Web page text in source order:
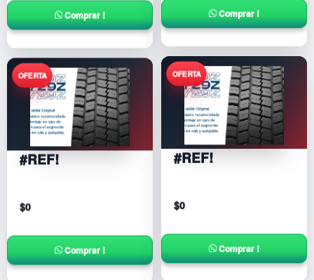
Comprar ! Comprar !
#REF!
$0
Comprar !
#REF!
$0
Comprar !